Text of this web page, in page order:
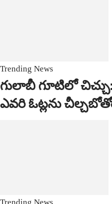
Trending News
గులాబీ గూటిలో చిచ్చు:
ఎవరి ఓట్లను